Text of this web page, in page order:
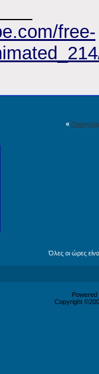
free-
«
Όλες οι ώρες
Copyright